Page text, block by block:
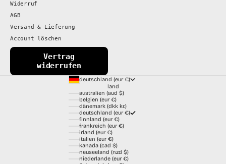
Widerruf
AGB
Versand & Lieferung
Account löschen
Vertrag
widerrufen
deutschland (eur €)
land
australien (aud $)
belgien (eur €)
dänemark (dkk kr.)
deutschland (eur €)
finnland (eur €)
frankreich (eur €)
irland (eur €)
italien (eur €)
kanada (cad $)
neuseeland (nzd $)
niederlande (eur €)